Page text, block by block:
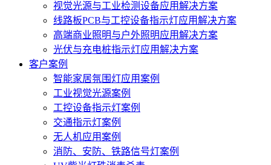
视觉光源与工业检测设备应用解决方案
线路板PCB与工控设备指示灯应用解决方案
高端商业照明与户外照明应用解决方案
光伏与充电桩指示灯应用解决方案
客户案例
智能家居氛围灯应用案例
工业视觉光源案例
工控设备指示灯案例
交通指示灯案例
无人机应用案例
消防、安防、铁路信号灯案例